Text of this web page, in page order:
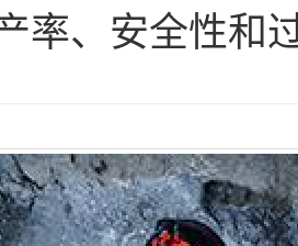
率、安全性和